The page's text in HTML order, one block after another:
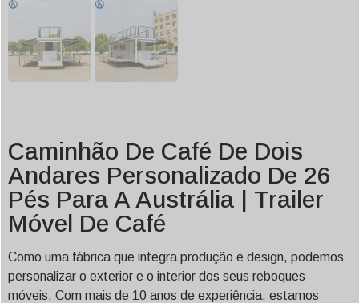
Caminhão De Café De Dois
Andares Personalizado De 26
Pés Para A Austrália | Trailer
Móvel De Café
Como uma fábrica que integra produção e design, podemos
personalizar o exterior e o interior dos seus reboques
móveis. Com mais de 10 anos de experiência, estamos